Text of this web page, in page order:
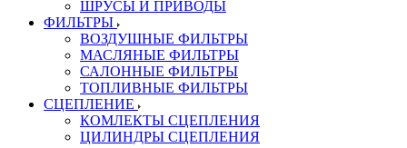
ШРУСЫ И ПРИВОДЫ
ФИЛЬТРЫ
ВОЗДУШНЫЕ ФИЛЬТРЫ
МАСЛЯНЫЕ ФИЛЬТРЫ
САЛОННЫЕ ФИЛЬТРЫ
ТОПЛИВНЫЕ ФИЛЬТРЫ
СЦЕПЛЕНИЕ
КОМЛЕКТЫ СЦЕПЛЕНИЯ
ЦИЛИНДРЫ СЦЕПЛЕНИЯ